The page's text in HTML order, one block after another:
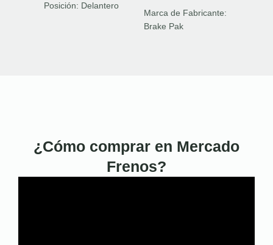
Posición: Delantero
Marca de Fabricante:
Brake Pak
¿Cómo comprar en Mercado
Frenos?